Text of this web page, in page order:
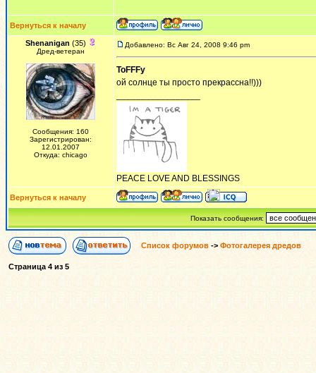
Вернуться к началу
Shenanigan (35)
Дред-ветеран
Сообщения: 160
Зарегистрирован:
12.01.2007
Откуда: chicago
Добавлено: Вс Авг 24, 2008 9:46 pm
ToFFFy
ой солнце ты просто прекрассна!!)))
PEACE LOVE AND BLESSINGS
Вернуться к началу
Показать сообщения:
Список форумов -> Фотогалерея дредов
Страница 4из 5